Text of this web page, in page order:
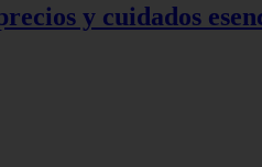
y cuidados